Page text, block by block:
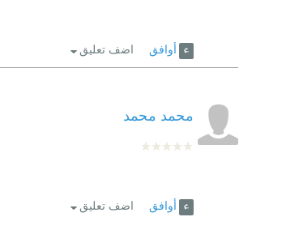
أوافق اضف تعليق
محمد محمد
أوافق اضف تعليق